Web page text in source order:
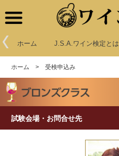
ホーム J.S.A.ワイン検定とは
ホーム >受検申込み
試験会場・お問合せ先